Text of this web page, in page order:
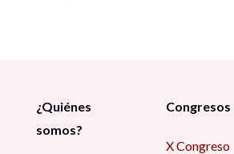
¿Quiénes
somos?
Congresos
X Congreso